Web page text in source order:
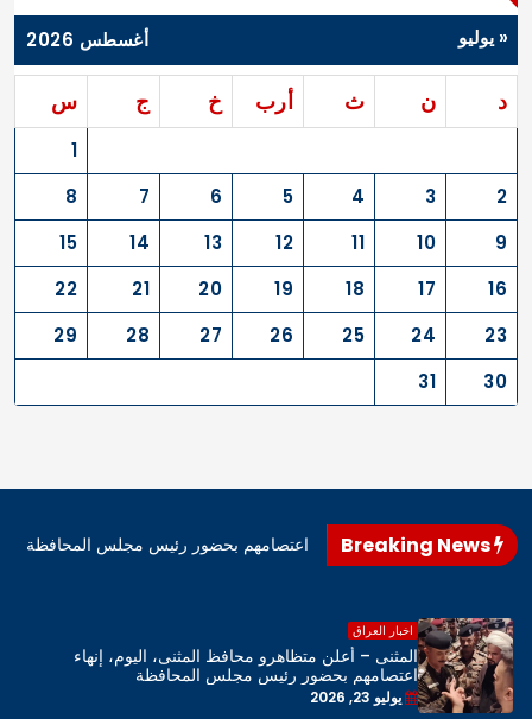
أغسطس 2026
د ن ث أرب خ ج س
1
2
3
4
5
6
7
8
9
10
11
12
13
14
15
16
17
18
19
20
21
22
23
24
25
26
27
28
29
30
31
« يوليو
محافظ المثنى، اليوم، إنهاء اعتصامهم بحضور رئيس مجلس المحافظة
اخبار العراق
المثنى – أعلن متظاهرو محافظ المثنى، اليوم، إنهاء
اعتصامهم بحضور رئيس مجلس المحافظة
يوليو 23, 2026